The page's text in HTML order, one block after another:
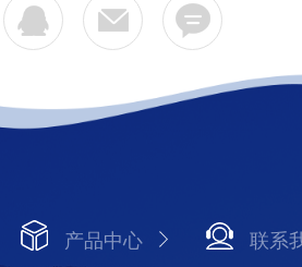
产品中心 联系